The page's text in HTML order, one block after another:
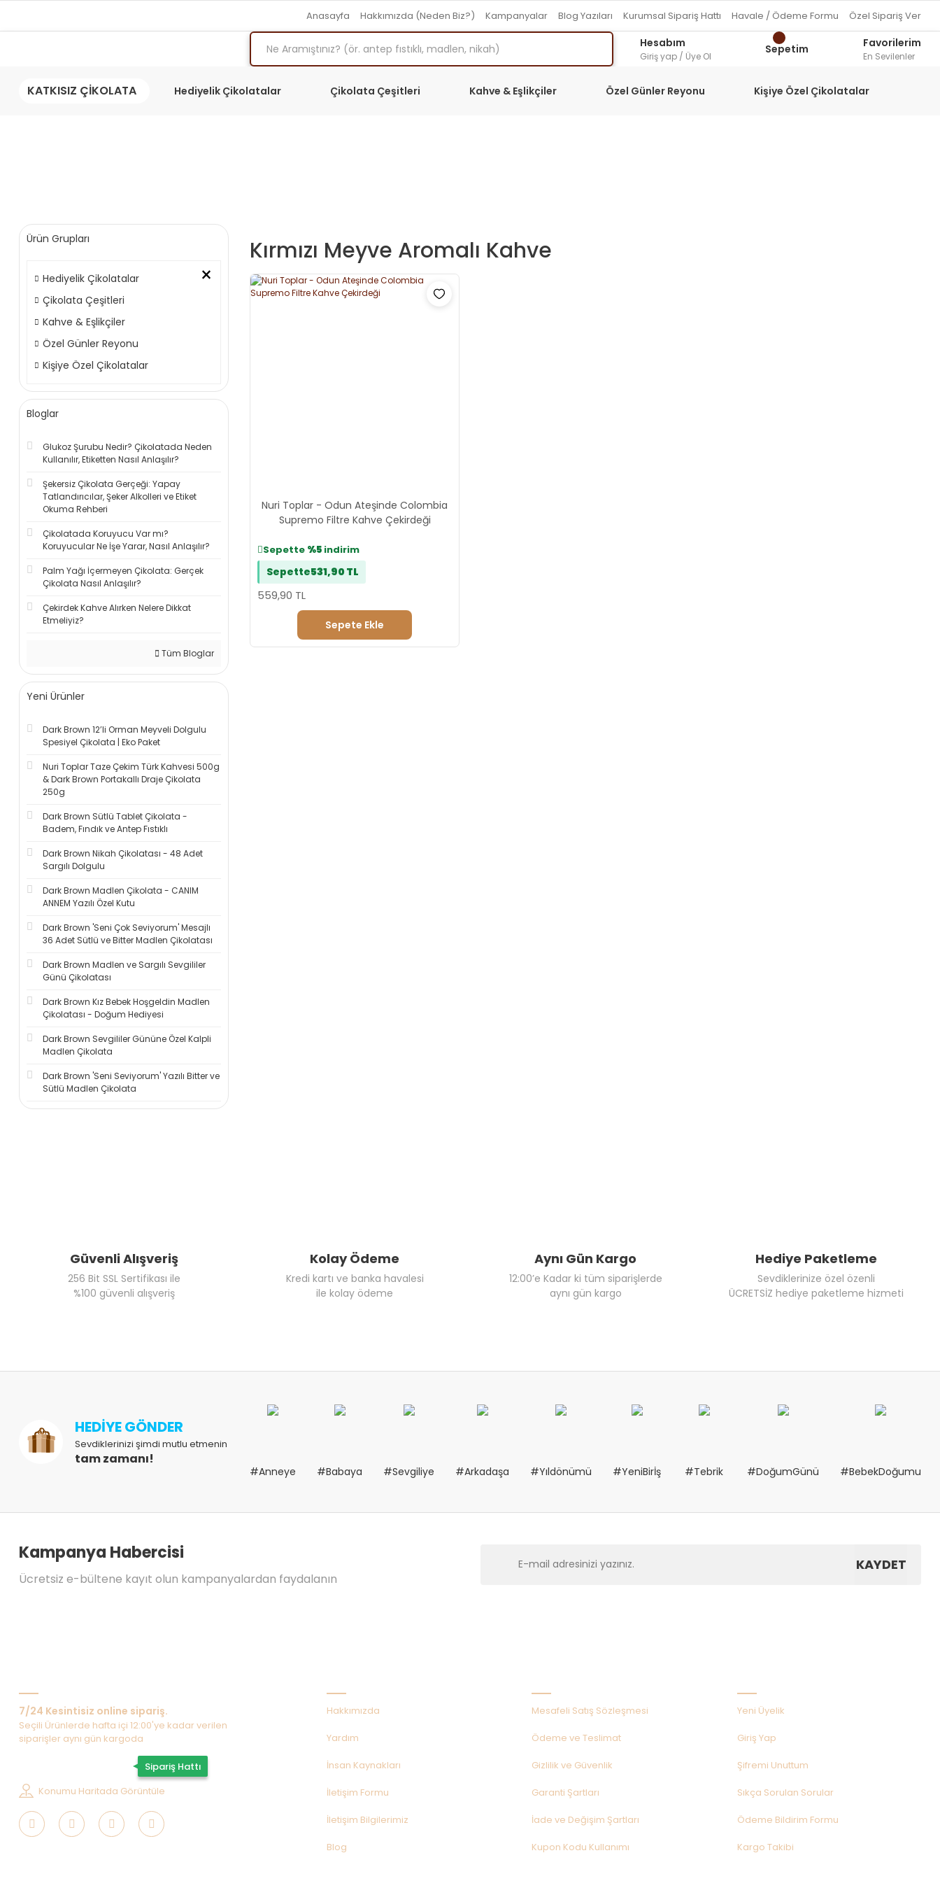
Anasayfa Hakkımızda (Neden Biz?) Kampanyalar Blog Yazıları Kurumsal Sipariş Hattı Havale / Ödeme Formu Özel Sipariş Ver
Hesabım
Giriş yap / Üye Ol
Sepetim Favorilerim
En Sevilenler
KATKISIZ ÇİKOLATA Hediyelik Çikolatalar Çikolata Çeşitleri Kahve & Eşlikçiler Özel Günler Reyonu Kişiye Özel Çikolatalar
Ürün Grupları
×
Hediyelik Çikolatalar
Çikolata Çeşitleri
Kahve & Eşlikçiler
Özel Günler Reyonu
Kişiye Özel Çikolatalar
Bloglar
Glukoz Şurubu Nedir? Çikolatada Neden
Kullanılır, Etiketten Nasıl Anlaşılır?
Şekersiz Çikolata Gerçeği: Yapay
Tatlandırıcılar, Şeker Alkolleri ve Etiket
Okuma Rehberi
Çikolatada Koruyucu Var mı?
Koruyucular Ne İşe Yarar, Nasıl Anlaşılır?
Palm Yağı İçermeyen Çikolata: Gerçek
Çikolata Nasıl Anlaşılır?
Çekirdek Kahve Alırken Nelere Dikkat
Etmeliyiz?
Tüm Bloglar
Yeni Ürünler
Dark Brown 12’li Orman Meyveli Dolgulu
Spesiyel Çikolata | Eko Paket
Nuri Toplar Taze Çekim Türk Kahvesi 500g
& Dark Brown Portakallı Draje Çikolata
250g
Dark Brown Sütlü Tablet Çikolata -
Badem, Fındık ve Antep Fıstıklı
Dark Brown Nikah Çikolatası - 48 Adet
Sargılı Dolgulu
Dark Brown Madlen Çikolata - CANIM
ANNEM Yazılı Özel Kutu
Dark Brown 'Seni Çok Seviyorum' Mesajlı
36 Adet Sütlü ve Bitter Madlen Çikolatası
Dark Brown Madlen ve Sargılı Sevgililer
Günü Çikolatası
Dark Brown Kız Bebek Hoşgeldin Madlen
Çikolatası - Doğum Hediyesi
Dark Brown Sevgililer Gününe Özel Kalpli
Madlen Çikolata
Dark Brown 'Seni Seviyorum' Yazılı Bitter ve
Sütlü Madlen Çikolata
Kırmızı Meyve Aromalı Kahve
Nuri Toplar - Odun Ateşinde Colombia
Supremo Filtre Kahve Çekirdeği
Sepette %5 indirim
Sepette531,90 TL
559,90 TL
Sepete Ekle
Güvenli Alışveriş
256 Bit SSL Sertifikası ile
%100 güvenli alışveriş
Kolay Ödeme
Kredi kartı ve banka havalesi
ile kolay ödeme
Aynı Gün Kargo
12:00’e Kadar ki tüm siparişlerde
aynı gün kargo
Hediye Paketleme
Sevdiklerinize özel özenli
ÜCRETSİZ hediye paketleme hizmeti
HEDİYE GÖNDER
Sevdiklerinizi şimdi mutlu etmenin
tam zamanı!
#Anneye #Babaya #Sevgiliye #Arkadaşa #Yıldönümü #YeniBirİş #Tebrik #DoğumGünü #BebekDoğumu
Kampanya Habercisi
Ücretsiz e-bültene kayıt olun kampanyalardan faydalanın
KAYDET
7/24 Kesintisiz online sipariş.
Seçili Ürünlerde hafta içi 12:00'ye kadar verilen
siparişler aynı gün kargoda
Sipariş Hattı
Konumu Haritada Görüntüle
Hakkımızda
Yardım
İnsan Kaynakları
İletişim Formu
İletişim Bilgilerimiz
Blog
Mesafeli Satış Sözleşmesi
Ödeme ve Teslimat
Gizlilik ve Güvenlik
Garanti Şartları
İade ve Değişim Şartları
Kupon Kodu Kullanımı
Yeni Üyelik
Giriş Yap
Şifremi Unuttum
Sıkça Sorulan Sorular
Ödeme Bildirim Formu
Kargo Takibi